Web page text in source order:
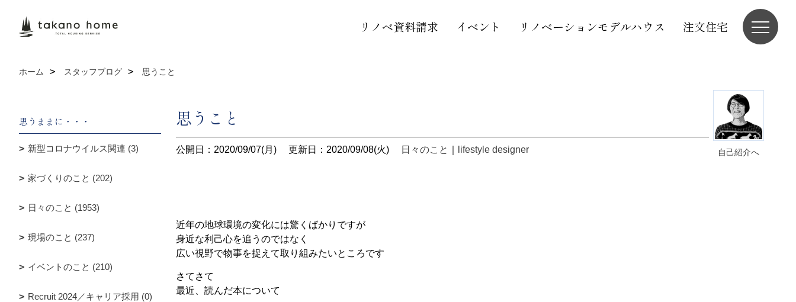
リノベ資料請求 イベント リノベーションモデルハウス 注文住宅
ホーム スタッフブログ 思うこと
自己紹介へ
思うこと
公開日：2020/09/07(月) 更新日：2020/09/08(火) 日々のこと lifestyle designer
近年の地球環境の変化には驚くばかりですが
身近な利己心を追うのではなく
広い視野で物事を捉えて取り組みたいところです
さてさて
最近、読んだ本について
思うままに・・・
新型コロナウイルス関連 (3)
家づくりのこと (202)
日々のこと (1953)
現場のこと (237)
イベントのこと (210)
Recruit 2024／キャリア採用 (0)